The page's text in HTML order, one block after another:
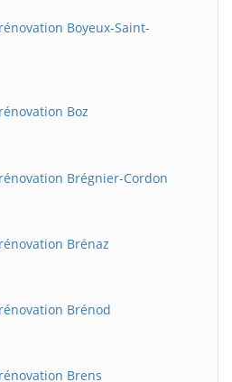
Boyeux-Saint-
Boz
Brégnier-Cordon
Brénaz
Brénod
Brens